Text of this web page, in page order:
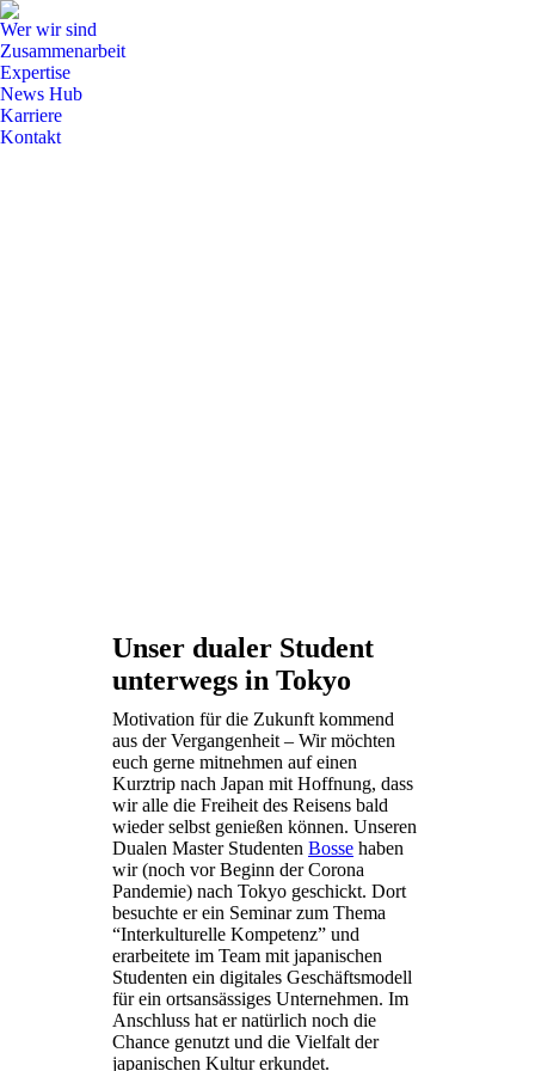
Wer wir sind
Zusammenarbeit
Expertise
News Hub
Karriere
Kontakt
Unser dualer Student
unterwegs in Tokyo
Motivation für die Zukunft kommend
aus der Vergangenheit – Wir möchten
euch gerne mitnehmen auf einen
Kurztrip nach Japan mit Hoffnung, dass
wir alle die Freiheit des Reisens bald
wieder selbst genießen können. Unseren
Dualen Master Studenten Bosse haben
wir (noch vor Beginn der Corona
Pandemie) nach Tokyo geschickt. Dort
besuchte er ein Seminar zum Thema
“Interkulturelle Kompetenz” und
erarbeitete im Team mit japanischen
Studenten ein digitales Geschäftsmodell
für ein ortsansässiges Unternehmen. Im
Anschluss hat er natürlich noch die
Chance genutzt und die Vielfalt der
japanischen Kultur erkundet.